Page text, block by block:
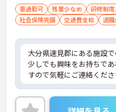
車通勤可 残業少なめ 研修制度
社会保険完備
交通費支給 退職
大分県速見郡にある施設
少しでも興味をお持ちで
すので気軽にご連絡くださ